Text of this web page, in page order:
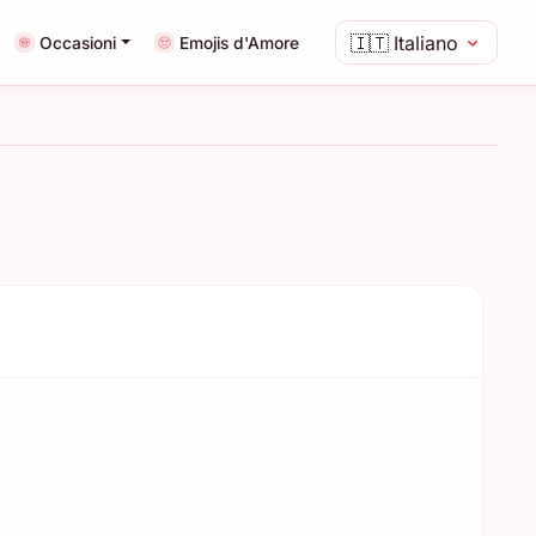
🇮🇹 Italiano
Occasioni Emojis d'Amore